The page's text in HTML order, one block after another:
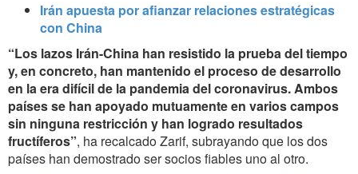
Irán apuesta por afianzar relaciones estratégicas
con China
“Los lazos Irán-China han resistido la prueba del tiempo
y, en concreto, han mantenido el proceso de desarrollo
en la era difícil de la pandemia del coronavirus. Ambos
países se han apoyado mutuamente en varios campos
sin ninguna restricción y han logrado resultados
fructíferos”, ha recalcado Zarif, subrayando que los dos
países han demostrado ser socios fiables uno al otro.